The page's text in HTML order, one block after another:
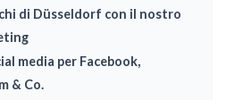
di Düsseldorf con il nostro
media per Facebook,
& Co.